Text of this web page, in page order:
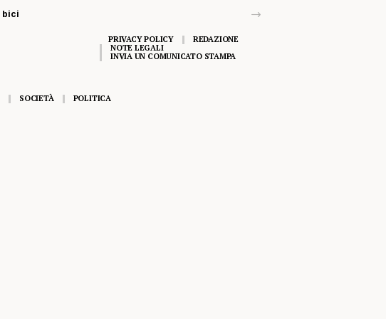
PRIVACY POLICY
REDAZIONE
NOTE LEGALI
INVIA UN COMUNICATO STAMPA
SOCIETÀ POLITICA